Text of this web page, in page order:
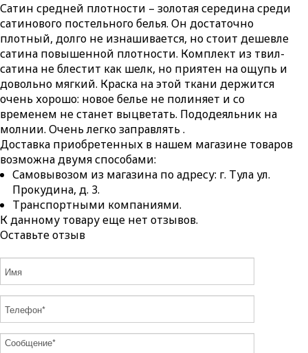
Сатин средней плотности – золотая середина среди
сатинового постельного белья. Он достаточно
плотный, долго не изнашивается, но стоит дешевле
сатина повышенной плотности. Комплект из твил-
сатина не блестит как шелк, но приятен на ощупь и
довольно мягкий. Краска на этой ткани держится
очень хорошо: новое белье не полиняет и со
временем не станет выцветать. Пододеяльник на
молнии. Очень легко заправлять .
Доставка приобретенных в нашем магазине товаров
возможна двумя способами:
Самовывозом из магазина по адресу: г. Тула ул.
Прокудина, д. 3.
Транспортными компаниями.
К данному товару еще нет отзывов.
Оставьте отзыв